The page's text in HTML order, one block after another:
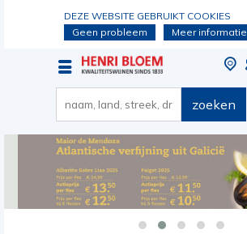
DEZE WEBSITE GEBRUIKT COOKIES
Geen probleem
Meer informatie
zoeken